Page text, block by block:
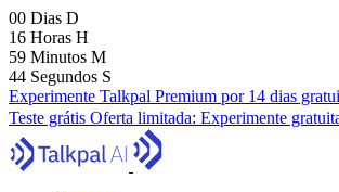
00 Dias D
16 Horas H
59 Minutos M
43 Segundos S
Experimente Talkpal Premium por 14 dias
Teste grátis Oferta limitada: Experimente